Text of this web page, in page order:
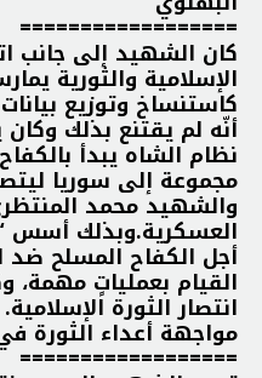
==================
كان الشهيد إلى جانب
الإسلامية والثورية
كاستنساخ وتوزيع
أنّه لم يقتنع بذلك
نظام الشاه يبدأ
مجموعة إلى سوريا
والشهيد محمد
العسكرية.وبذلك أسس
أجل الكفاح المسلح ضد
القيام بعملياتٍ مهمة،
انتصار الثورة الإسلامية.
مواجهة أعداء الثورة
==================